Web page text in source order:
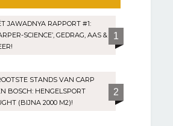
JAWADNYA RAPPORT #1:
SCIENCE’, GEDRAG, AAS &
1
STANDS VAN CARP
BOSCH: HENGELSPORT
(BIJNA 2000 M2)!
2